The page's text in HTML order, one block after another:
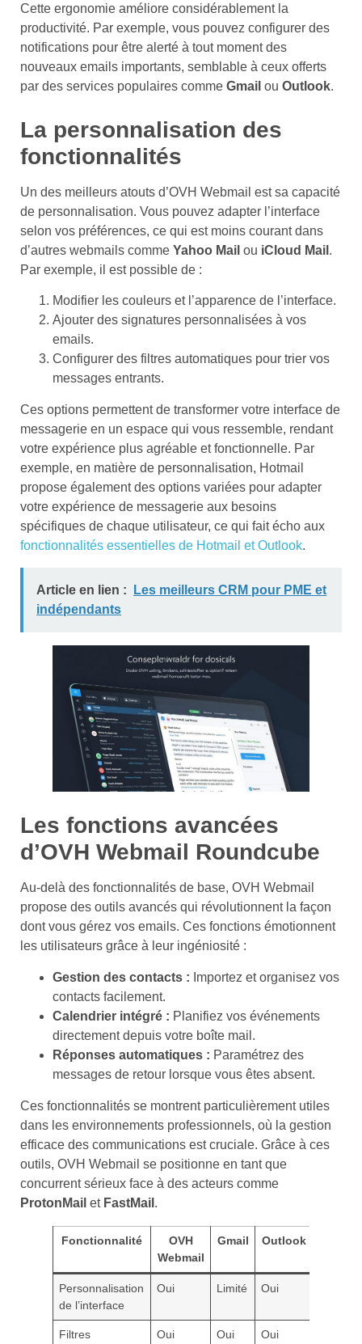
Cette ergonomie améliore considérablement la
productivité. Par exemple, vous pouvez configurer des
notifications pour être alerté à tout moment des
nouveaux emails importants, semblable à ceux offerts
par des services populaires comme Gmail ou Outlook.
La personnalisation des
fonctionnalités
Un des meilleurs atouts d’OVH Webmail est sa capacité
de personnalisation. Vous pouvez adapter l’interface
selon vos préférences, ce qui est moins courant dans
d’autres webmails comme Yahoo Mail ou iCloud Mail .
Par exemple, il est possible de :
Modifier les couleurs et l’apparence de l’interface.
Ajouter des signatures personnalisées à vos
emails.
Configurer des filtres automatiques pour trier vos
messages entrants.
Ces options permettent de transformer votre interface de
messagerie en un espace qui vous ressemble, rendant
votre expérience plus agréable et fonctionnelle. Par
exemple, en matière de personnalisation, Hotmail
propose également des options variées pour adapter
votre expérience de messagerie aux besoins
spécifiques de chaque utilisateur, ce qui fait écho aux
fonctionnalités essentielles de Hotmail et Outlook.
Article en lien :
Les meilleurs CRM pour PME et
indépendants
Les fonctions avancées
d’OVH Webmail Roundcube
Au-delà des fonctionnalités de base, OVH Webmail
propose des outils avancés qui révolutionnent la façon
dont vous gérez vos emails. Ces fonctions émotionnent
les utilisateurs grâce à leur ingéniosité :
Gestion des contacts : Importez et organisez vos
contacts facilement.
Calendrier intégré : Planifiez vos événements
directement depuis votre boîte mail.
Réponses automatiques : Paramétrez des
messages de retour lorsque vous êtes absent.
Ces fonctionnalités se montrent particulièrement utiles
dans les environnements professionnels, où la gestion
efficace des communications est cruciale. Grâce à ces
outils, OVH Webmail se positionne en tant que
concurrent sérieux face à des acteurs comme
ProtonMail et FastMail .
Fonctionnalité
OVH
Webmail
Gmail Outlook
Personnalisation
de l’interface
Oui Limité Oui
Filtres Oui Oui Oui